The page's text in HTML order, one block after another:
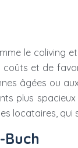
le coliving
et de
âgées ou
plus
locataires,